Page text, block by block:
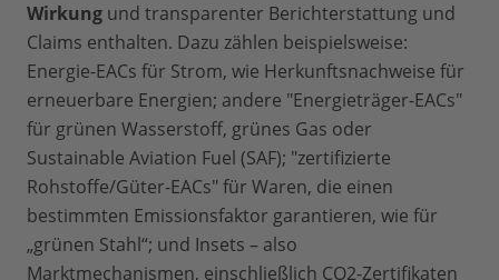
Wirkung und transparenter Berichterstattung und
Claims enthalten. Dazu zählen beispielsweise:
Energie-EACs für Strom, wie Herkunftsnachweise für
erneuerbare Energien; andere "Energieträger-EACs"
für grünen Wasserstoff, grünes Gas oder
Sustainable Aviation Fuel (SAF); "zertifizierte
Rohstoffe/Güter-EACs" für Waren, die einen
bestimmten Emissionsfaktor garantieren, wie für
„grünen Stahl“; und Insets – also
Marktmechanismen, einschließlich CO2-Zertifikaten